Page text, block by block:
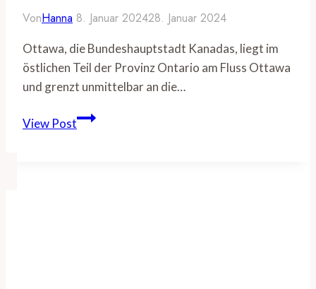
VonHanna 8. Januar 202428. Januar 2024
Ottawa, die Bundeshauptstadt Kanadas, liegt im
östlichen Teil der Provinz Ontario am Fluss Ottawa
und grenzt unmittelbar an die…
View PostOttawa: